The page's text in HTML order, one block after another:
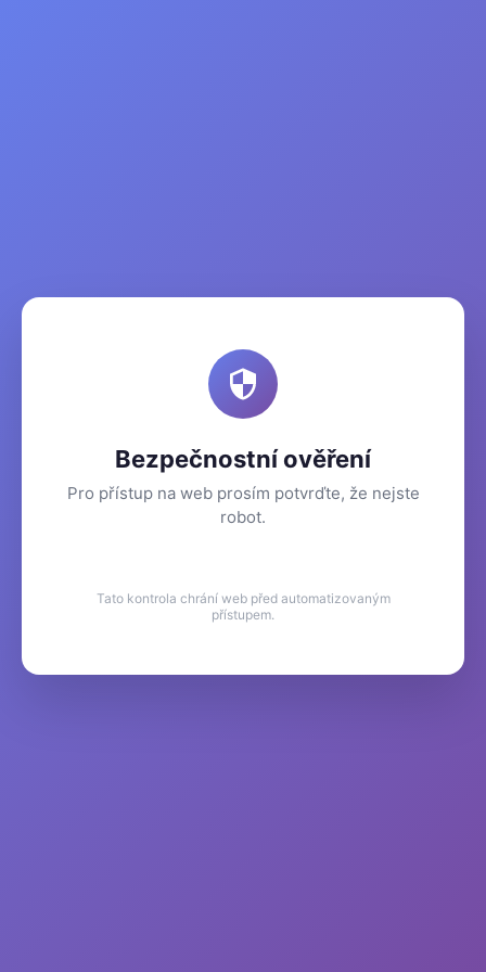
Bezpečnostní ověření
Pro přístup na web prosím potvrďte, že nejste
robot.
Tato kontrola chrání web před automatizovaným
přístupem.